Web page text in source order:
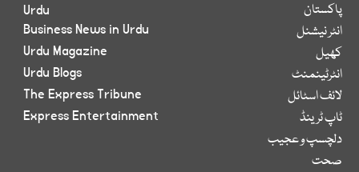
پاکستان
انٹر نیشنل
کھیل
انٹرٹینمنٹ
لائف اسٹائل
ٹاپ ٹرینڈ
دلچسپ و عجیب
صحت
Urdu
Business News in Urdu
Urdu Magazine
Urdu Blogs
The Express Tribune
Express Entertainment